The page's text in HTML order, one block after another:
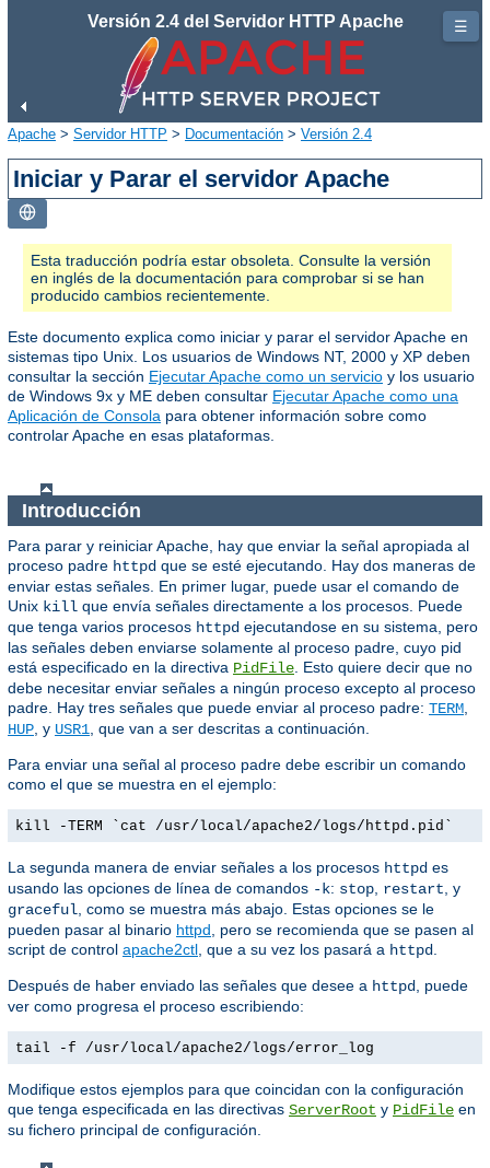
Versión 2.4 del Servidor HTTP Apache
Apache > Servidor HTTP > Documentación > Versión 2.4
Iniciar y Parar el servidor Apache
Esta traducción podría estar obsoleta. Consulte la versión
en inglés de la documentación para comprobar si se han
producido cambios recientemente.
Este documento explica como iniciar y parar el servidor Apache en
sistemas tipo Unix. Los usuarios de Windows NT, 2000 y XP deben
consultar la sección Ejecutar Apache como un servicio y los usuario
de Windows 9x y ME deben consultar Ejecutar Apache como una
Aplicación de Consola para obtener información sobre como
controlar Apache en esas plataformas.
Introducción
Para parar y reiniciar Apache, hay que enviar la señal apropiada al
proceso padre httpd que se esté ejecutando. Hay dos maneras de
enviar estas señales. En primer lugar, puede usar el comando de
Unix kill que envía señales directamente a los procesos. Puede
que tenga varios procesos httpd ejecutandose en su sistema, pero
las señales deben enviarse solamente al proceso padre, cuyo pid
está especificado en la directiva PidFile . Esto quiere decir que no
debe necesitar enviar señales a ningún proceso excepto al proceso
padre. Hay tres señales que puede enviar al proceso padre: TERM
HUP , y USR1 , que van a ser descritas a continuación.
Para enviar una señal al proceso padre debe escribir un comando
como el que se muestra en el ejemplo:
kill -TERM `cat /usr/local/apache2/logs/httpd.pid`
La segunda manera de enviar señales a los procesos httpd es
usando las opciones de línea de comandos -k: stop restart , y
graceful , como se muestra más abajo. Estas opciones se le
pueden pasar al binario httpd , pero se recomienda que se pasen al
script de control apache2ctl , que a su vez los pasará a httpd
Después de haber enviado las señales que desee a httpd
, puede
ver como progresa el proceso escribiendo:
tail -f /usr/local/apache2/logs/error_log
Modifique estos ejemplos para que coincidan con la configuración
que tenga especificada en las directivas ServerRoot y PidFile en
su fichero principal de configuración.
☰